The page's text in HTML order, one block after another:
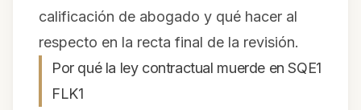
calificación de abogado y qué hacer al
respecto en la recta final de la revisión.
Por qué la ley contractual muerde en SQE1
FLK1